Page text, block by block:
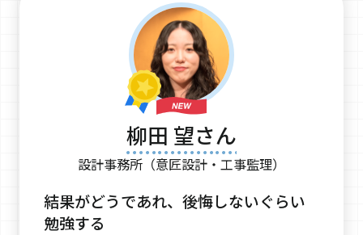
柳田 望さん
設計事務所（意匠設計・工事監理）
結果がどうであれ、後悔しないぐらい
勉強する